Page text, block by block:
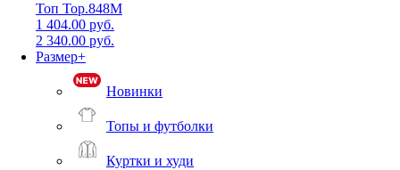
Топ Top.848M
1 404.00 руб.
2 340.00 руб.
Размер+
Новинки
Топы и футболки
Куртки и худи